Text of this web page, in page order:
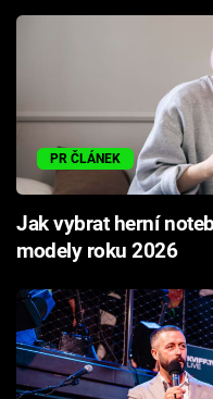
PR ČLÁNEK
Jak vybrat herní
modely roku 2026